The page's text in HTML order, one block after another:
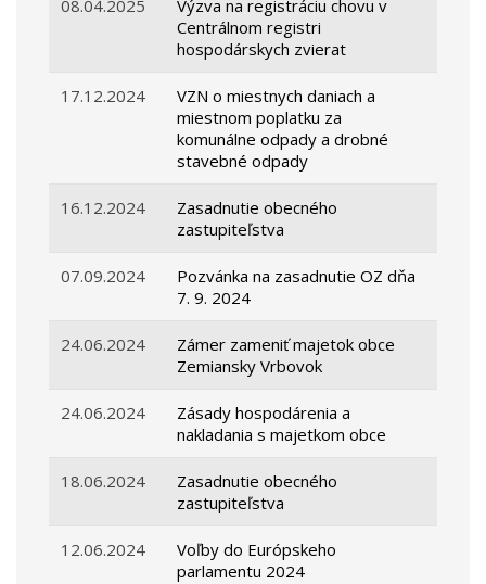
08.04.2025
Výzva na registráciu chovu v
Centrálnom registri
hospodárskych zvierat
17.12.2024
VZN o miestnych daniach a
miestnom poplatku za
komunálne odpady a drobné
stavebné odpady
16.12.2024
Zasadnutie obecného
zastupiteľstva
07.09.2024
Pozvánka na zasadnutie OZ dňa
7. 9. 2024
24.06.2024
Zámer zameniť majetok obce
Zemiansky Vrbovok
24.06.2024
Zásady hospodárenia a
nakladania s majetkom obce
18.06.2024
Zasadnutie obecného
zastupiteľstva
12.06.2024
Voľby do Európskeho
parlamentu 2024